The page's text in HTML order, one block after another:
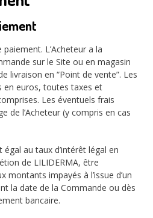
L’Acheteur a la
sur le Site ou en magasin
livraison en “Point de vente”. Les
en euros, toutes taxes et
Les éventuels frais
de l’Acheteur (y compris en cas
au taux d’intérêt légal en
de LILIDERMA, être
montants impayés à l’issue d’un
la date de la Commande ou dès
bancaire.